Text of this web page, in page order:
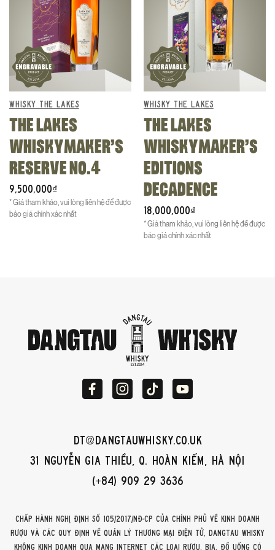
WHISKY THE LAKES
THE LAKES
WHISKYMAKER’S
RESERVE NO.4
9,500,000₫
* Giá tham khảo, vui lòng liên hệ để được
báo giá chính xác nhất
WHISKY THE LAKES
THE LAKES
WHISKYMAKER’S
EDITIONS
DECADENCE
18,000,000₫
* Giá tham khảo, vui lòng liên hệ để được
báo giá chính xác nhất
dt@dangtauwhisky.co.uk
31 Nguyễn Gia Thiều, Q. Hoàn Kiếm, Hà Nội
(+84) 909 29 3636
Chấp hành Nghị định số 105/2017/NĐ-CP của Chính phủ về kinh doanh
rượu và các quy định về quản lý thương mại điện tử, DangTau Whisky
không kinh doanh qua mạng internet các loại rượu, bia, đồ uống có